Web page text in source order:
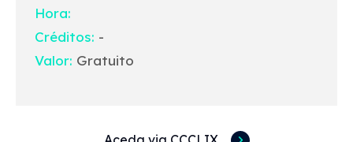
Hora:
Créditos: -
Valor: Gratuito